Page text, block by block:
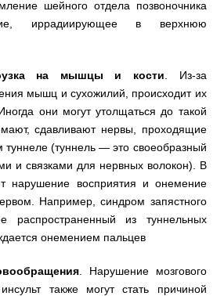
шейного отдела позвоночника
иррадиирующее в верхнюю
на мышцы и кости . Из-за
мышц и сухожилий, происходит их
они могут утолщаться до такой
сдавливают нервы, проходящие
туннеле (туннель — это своеобразный
и связками для нервных волокон). В
нарушение восприятия и онемение
Например, синдром запястного
распространенный из туннельных
онемением пальцев
. Нарушение мозгового
также могут стать причиной